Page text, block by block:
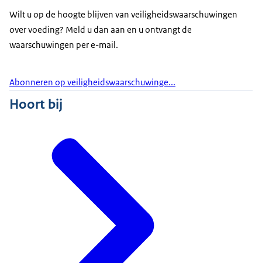
Wilt u op de hoogte blijven van veiligheidswaarschuwingen
over voeding? Meld u dan aan en u ontvangt de
waarschuwingen per e-mail.
Abonneren op veiligheidswaarschuwinge...
Hoort bij